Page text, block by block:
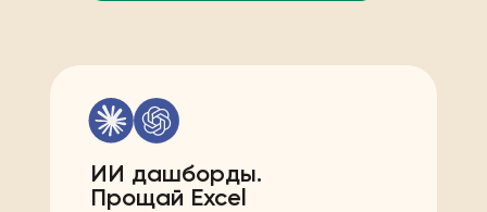
ИИ дашборды.
Прощай Excel